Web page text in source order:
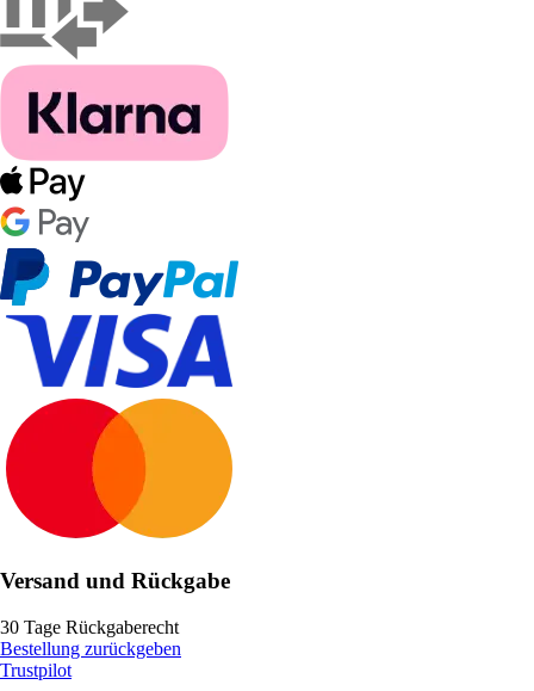
Versand und Rückgabe
30 Tage Rückgaberecht
Bestellung zurückgeben
Trustpilot